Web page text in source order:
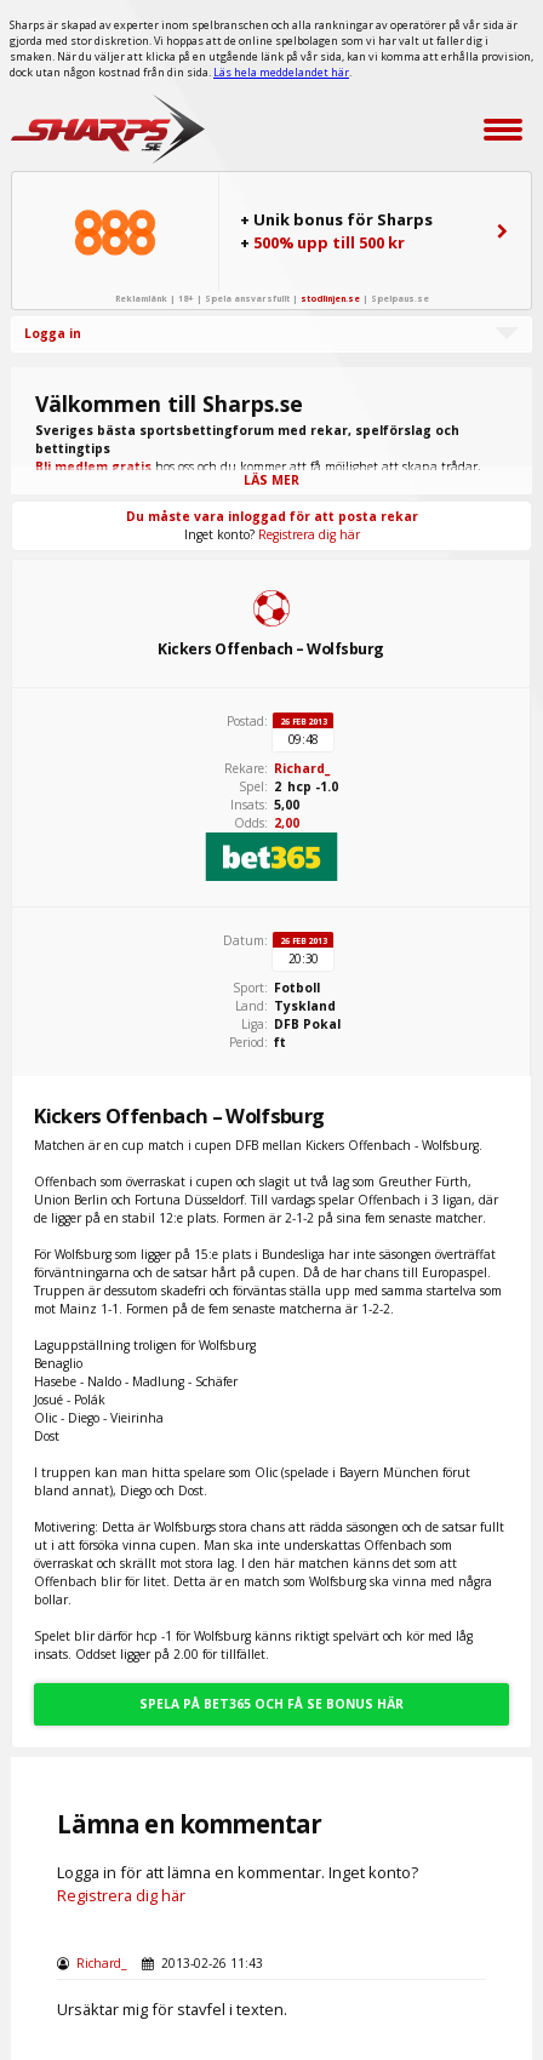
Sharps är skapad av experter inom spelbranschen och alla rankningar av operatörer på vår sida är
gjorda med stor diskretion. Vi hoppas att de online spelbolagen som vi har valt ut faller dig i
smaken. När du väljer att klicka på en utgående länk på vår sida, kan vi komma att erhålla provision,
dock utan någon kostnad från din sida. Läs hela meddelandet här.
+ Unik bonus för Sharps
+ 500% upp till 500 kr
Reklamlänk | 18+ | Spela ansvarsfullt | stodlinjen.se| Spelpaus.se
Logga in
Välkommen till Sharps.se
Sveriges bästa sportsbettingforum med rekar, spelförslag och
bettingtips
Bli medlem gratis hos oss och du kommer att få möjlighet att skapa trådar,
skriva inlägg, ta del av spel från "procappers" och mycket annat.
LÄS MER
Du måste vara inloggad för att posta rekar
Inget konto? Registrera dig här
Kickers Offenbach – Wolfsburg
Matchen är en cup match i cupen DFB mellan Kickers Offenbach - Wolfsburg.
Offenbach som överraskat i cupen och slagit ut två lag som Greuther Fürth,
Union Berlin och Fortuna Düsseldorf. Till vardags spelar Offenbach i 3 ligan, där
de ligger på en stabil 12:e plats. Formen är 2-1-2 på sina fem senaste matcher.
För Wolfsburg som ligger på 15:e plats i Bundesliga har inte säsongen överträffat
förväntningarna och de satsar hårt på cupen. Då de har chans till Europaspel.
Truppen är dessutom skadefri och förväntas ställa upp med samma startelva som
mot Mainz 1-1. Formen på de fem senaste matcherna är 1-2-2.
Laguppställning troligen för Wolfsburg
Benaglio
Hasebe - Naldo - Madlung - Schäfer
Josué - Polák
Olic - Diego - Vieirinha
Dost
I truppen kan man hitta spelare som Olic (spelade i Bayern München förut
bland annat), Diego och Dost.
Motivering: Detta är Wolfsburgs stora chans att rädda säsongen och de satsar fullt
ut i att försöka vinna cupen. Man ska inte underskattas Offenbach som
överraskat och skrällt mot stora lag. I den här matchen känns det som att
Offenbach blir för litet. Detta är en match som Wolfsburg ska vinna med några
bollar.
Spelet blir därför hcp -1 för Wolfsburg känns riktigt spelvärt och kör med låg
insats. Oddset ligger på 2.00 för tillfället.
SPELA PÅ BET365 OCH FÅ SE BONUS HÄR
Kickers Offenbach – Wolfsburg
Postad: 26 FEB 2013
09:48
Rekare: Richard_
Spel: 2 hcp -1.0
Insats: 5,00
Odds: 2,00
Datum: 26 FEB 2013
20:30
Sport: Fotboll
Land: Tyskland
Liga: DFB Pokal
Period: ft
Lämna en kommentar
Logga in för att lämna en kommentar. Inget konto?
Registrera dig här
Richard_ 2013-02-26 11:43
Ursäktar mig för stavfel i texten.